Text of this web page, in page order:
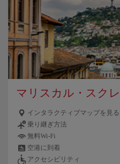
マリスカル・スク
インタラクティブマップを見る
乗り継ぎ方法
無料Wi-Fi
空港に到着
アクセシビリティ